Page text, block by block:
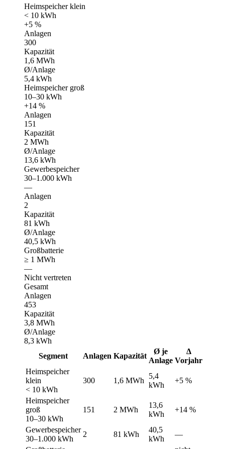
Heimspeicher klein
< 10 kWh
+5 %
Anlagen
300
Kapazität
1,6 MWh
Ø/Anlage
5,4 kWh
Heimspeicher groß
10–30 kWh
+14 %
Anlagen
151
Kapazität
2 MWh
Ø/Anlage
13,6 kWh
Gewerbespeicher
30–1.000 kWh
—
Anlagen
2
Kapazität
81 kWh
Ø/Anlage
40,5 kWh
Großbatterie
≥ 1 MWh
—
Nicht vertreten
Gesamt
Anlagen
453
Kapazität
3,8 MWh
Ø/Anlage
8,3 kWh
Segment
Anlagen Kapazität
Ø je
Anlage
Δ
Vorjahr
Heimspeicher
klein
< 10 kWh
300 1,6 MWh
5,4
kWh
+5 %
Heimspeicher
groß
10–30 kWh
151 2 MWh
13,6
kWh
+14 %
Gewerbespeicher
30–1.000 kWh
2 81 kWh
40,5
kWh
—